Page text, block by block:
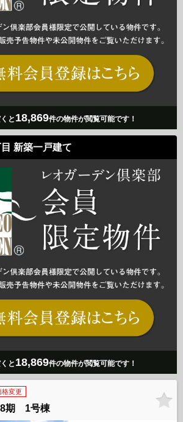
と 18,869件の物件が閲覧可能です！
新築一戸建て
と 18,869件の物件が閲覧可能です！
格変更
8期 1号棟